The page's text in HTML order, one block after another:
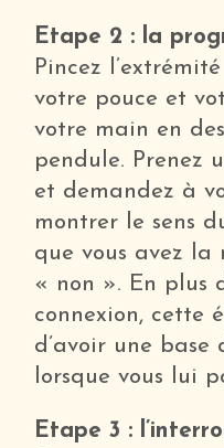
Etape 2 : la
Pincez
votre pouce et
votre main en
pendule. Prenez
et demandez à
montrer le sens
que vous avez la
« non ». En plus
connexion, cette
d’avoir une base
lorsque vous lui
Etape 3 :